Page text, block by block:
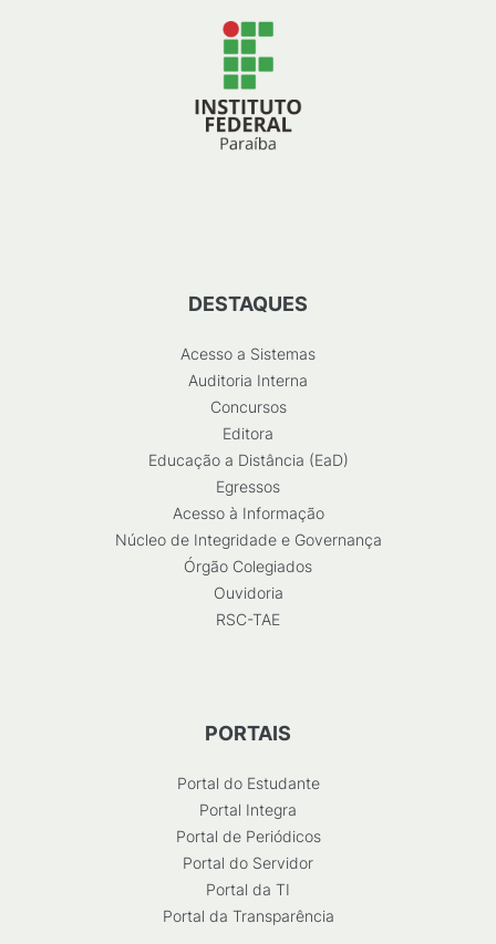
DESTAQUES
Acesso a Sistemas
Auditoria Interna
Concursos
Editora
Educação a Distância (EaD)
Egressos
Acesso à Informação
Núcleo de Integridade e Governança
Órgão Colegiados
Ouvidoria
RSC-TAE
PORTAIS
Portal do Estudante
Portal Integra
Portal de Periódicos
Portal do Servidor
Portal da TI
Portal da Transparência